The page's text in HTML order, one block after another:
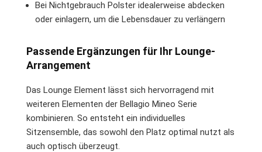
Bei Nichtgebrauch Polster idealerweise abdecken
oder einlagern, um die Lebensdauer zu verlängern
Passende Ergänzungen für Ihr Lounge-
Arrangement
Das Lounge Element lässt sich hervorragend mit
weiteren Elementen der Bellagio Mineo Serie
kombinieren. So entsteht ein individuelles
Sitzensemble, das sowohl den Platz optimal nutzt als
auch optisch überzeugt.